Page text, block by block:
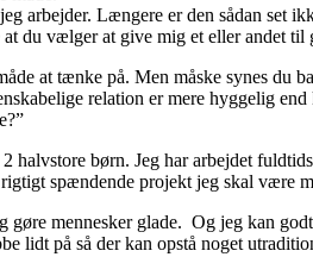
arbejder. Længere er den sådan set
du vælger at give mig et eller andet til
at tænke på. Men måske synes du
relation er mere hyggelig
halvstore børn. Jeg har arbejdet
spændende projekt jeg skal være
mennesker glade. Og jeg kan
lidt på så der kan opstå noget